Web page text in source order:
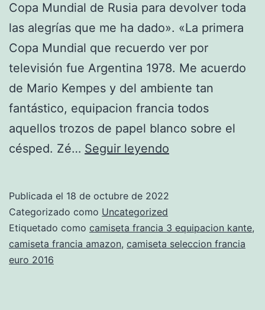
Copa Mundial de Rusia para devolver toda
las alegrías que me ha dado». «La primera
Copa Mundial que recuerdo ver por
televisión fue Argentina 1978. Me acuerdo
de Mario Kempes y del ambiente tan
fantástico, equipacion francia todos
aquellos trozos de papel blanco sobre el
césped. Zé… Seguir leyendo
francia
Publicada el 18 de octubre de 2022
Categorizado como Uncategorized
Etiquetado como camiseta francia 3 equipacion kante,
camiseta francia amazon, camiseta seleccion francia
euro 2016